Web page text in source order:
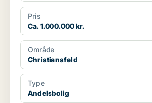
Pris
Ca. 1.000.000 kr.
Område
Christiansfeld
Type
Andelsbolig